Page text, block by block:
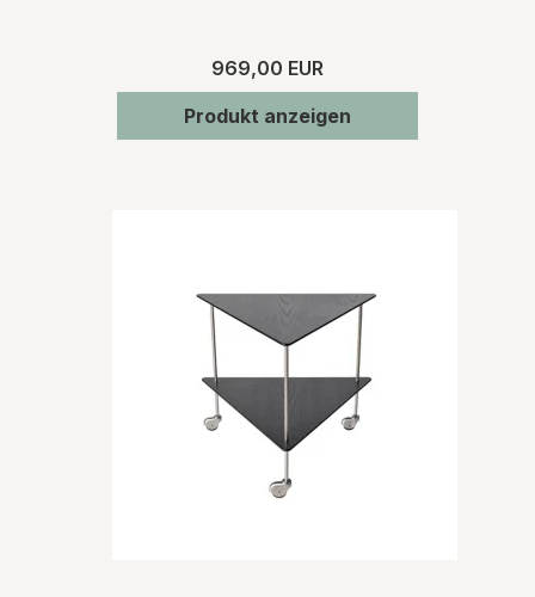
969,00 EUR
Produkt anzeigen